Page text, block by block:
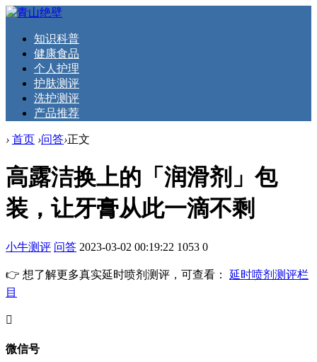
知识科普
健康食品
个人护理
护肤测评
洗护测评
产品推荐
› 首页 ›问答›正文
高露洁换上的「润滑剂」包
装，让牙膏从此一滴不剩
小牛测评 问答 2023-03-02 00:19:22 1053 0
👉 想了解更多真实延时喷剂测评，可查看： 延时喷剂测评栏
目
󦘖
微信号